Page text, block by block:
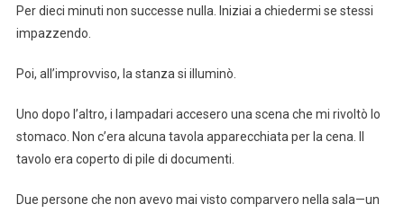
Per dieci minuti non successe nulla. Iniziai a chiedermi se stessi
impazzendo.
Poi, all’improvviso, la stanza si illuminò.
Uno dopo l’altro, i lampadari accesero una scena che mi rivoltò lo
stomaco. Non c’era alcuna tavola apparecchiata per la cena. Il
tavolo era coperto di pile di documenti.
Due persone che non avevo mai visto comparvero nella sala—un